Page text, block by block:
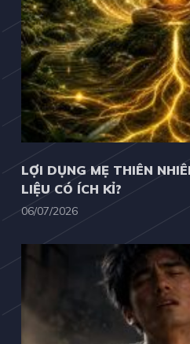
LỢI DỤNG MẸ THIÊN
LIỆU CÓ ÍCH KỈ?
06/07/2026